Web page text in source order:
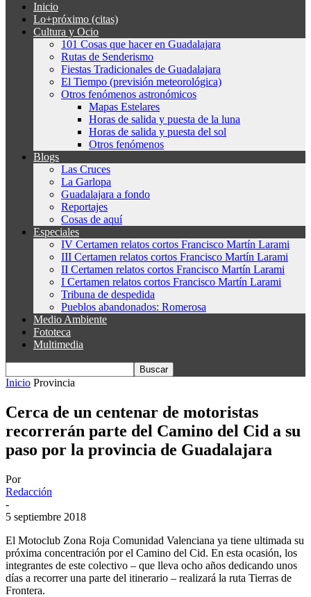
Inicio
Lo+próximo (citas)
Cultura y Ocio
101 Cosas que hacer en Guadalajara
Rutas de Senderismo
Fiestas Tradicionales de Guadalajara
El Tiempo (previsión meteorológica)
Otros fenómenos astronómicos
Mapas Estelares
Horas de salida y puesta de la luna
Horas de salida y puesta del sol
Otros fenómenos
Blogs
Las Cruces
La Garlopa
Guadalajara a fondo
Reportajes
Cosas de aquí
Especiales
IV Certamen relatos cortos Francisco Martín Larami
III Certamen relatos cortos Francisco Martín Larami
II Certamen relatos cortos Francisco Martín Larami
I Certamen relatos cortos Francisco Martín Larami
Tribuna de despedida
Pueblos abandonados: Romerosa
Medio Ambiente
Fototeca
Multimedia
Inicio Provincia
Cerca de un centenar de motoristas
recorrerán parte del Camino del Cid a su
paso por la provincia de Guadalajara
Por
Redacción
-
5 septiembre 2018
El Motoclub Zona Roja Comunidad Valenciana ya tiene ultimada su
próxima concentración por el Camino del Cid. En esta ocasión, los
integrantes de este colectivo – que lleva ocho años dedicando unos
días a recorrer una parte del itinerario – realizará la ruta Tierras de
Frontera.